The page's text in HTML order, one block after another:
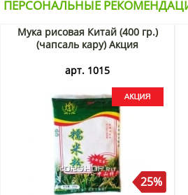
ПЕРСОНАЛЬНЫЕ
Мука рисовая Китай (400 гр.)
(чапсаль кару) Акция
арт. 1015
25%